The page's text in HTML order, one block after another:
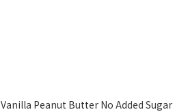
Vanilla Peanut Butter No Added Sugar